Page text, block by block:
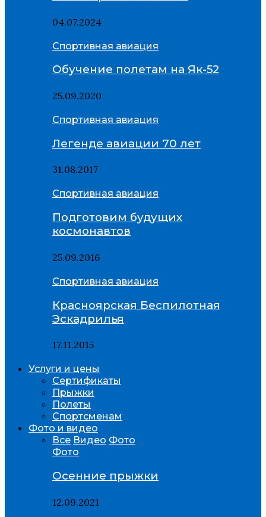
04.07.2024
Спортивная авиация
Обучение полетам на Як-52
25.09.2020
Спортивная авиация
Легенде авиации 70 лет
31.08.2017
Спортивная авиация
Подготовим будущих
космонавтов
25.09.2016
Спортивная авиация
Красноярская Беспилотная
Эскадрилья
17.11.2015
Услуги и цены
Сертификаты
Прыжки
Полеты
Спортсменам
Фото и видео
Все Видео Фото
Фото
Осенние прыжки
12.09.2021